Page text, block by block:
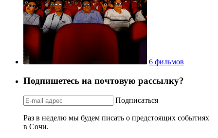
6 фильмов
Подпишетесь на почтовую рассылку?
Подписаться
Раз в неделю мы будем писать о предстоящих событиях
в Сочи.